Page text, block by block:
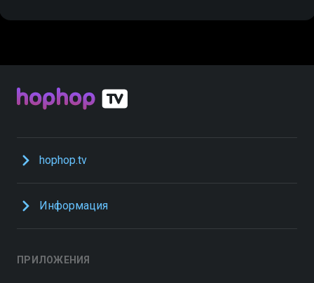
hophop.tv
Информация
ПРИЛОЖЕНИЯ